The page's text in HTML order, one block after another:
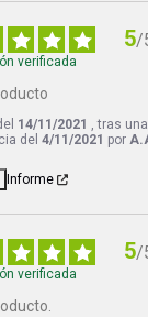
5/
verificada
14/11/2021 , tras una
del4/11/2021 por
Informe
5/
verificada